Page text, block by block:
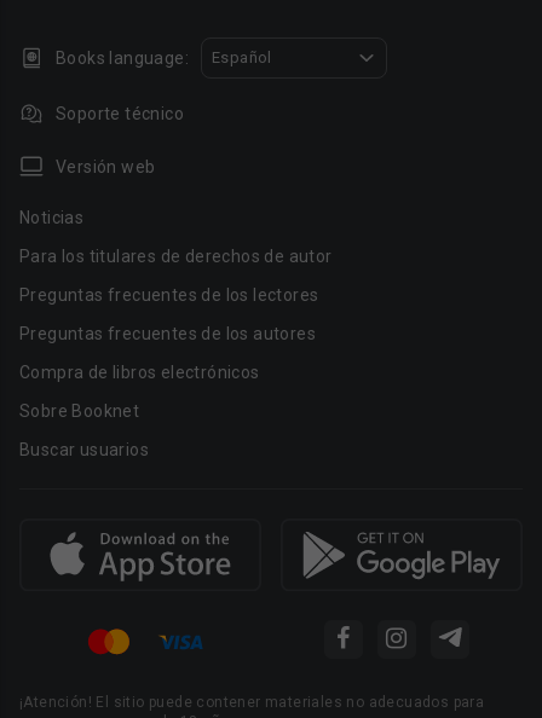
Books language: Español
Soporte técnico
Versión web
Noticias
Para los titulares de derechos de autor
Preguntas frecuentes de los lectores
Preguntas frecuentes de los autores
Compra de libros electrónicos
Sobre Booknet
Buscar usuarios
¡Atención! El sitio puede contener materiales no adecuados para